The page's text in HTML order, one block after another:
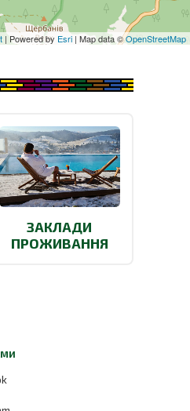
| Powered by Esri | Map data ©OpenStreetMap
ЗАКЛАДИ
ПРОЖИВАННЯ